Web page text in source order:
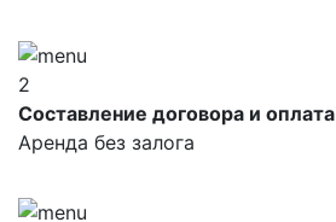
2
Составление договора и оплата
Аренда без залога